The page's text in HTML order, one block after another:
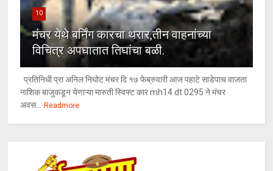
10
मंचर येथे बर्निंग कारचा थरार,तीन वाहनांच्या
विचित्र अपघातात तिघांचा बळी.
प्रतिनिधी प्रा अनिल निघोट मंचर दि १७ फेब्रुवारी आज पहाटे साडेपाच वाजता
नाशिक बाजुकडून येणाऱ्या मारुती स्विफ्ट कार mh14 dt 0295 ने मंचर
अवस... Readmore